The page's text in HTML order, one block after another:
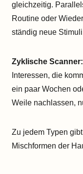
gleichzeitig.
Routine oder
ständig neue
Zyklische Scanner:
Interessen, die
ein paar Wochen
Weile nachlassen,
Zu jedem Typen
Mischformen der